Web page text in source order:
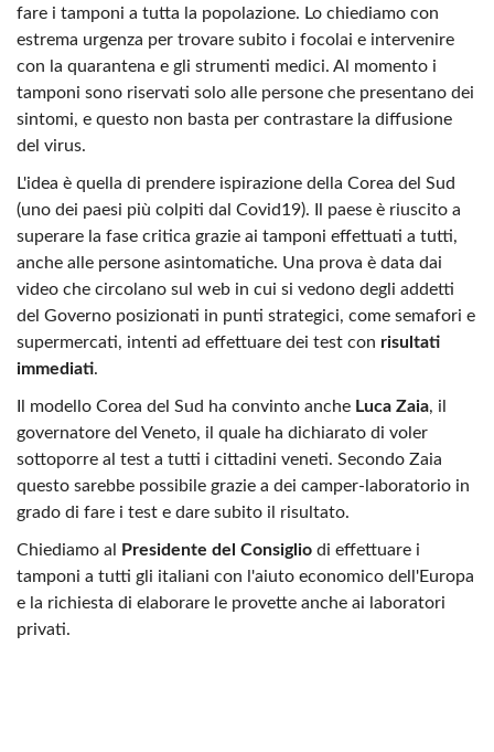
fare i tamponi a tutta la popolazione. Lo chiediamo con
estrema urgenza per trovare subito i focolai e intervenire
con la quarantena e gli strumenti medici. Al momento i
tamponi sono riservati solo alle persone che presentano dei
sintomi, e questo non basta per contrastare la diffusione
del virus.
L'idea è quella di prendere ispirazione della Corea del Sud
(uno dei paesi più colpiti dal Covid19). Il paese è riuscito a
superare la fase critica grazie ai tamponi effettuati a tutti,
anche alle persone asintomatiche. Una prova è data dai
video che circolano sul web in cui si vedono degli addetti
del Governo posizionati in punti strategici, come semafori e
supermercati, intenti ad effettuare dei test con risultati
immediati.
Il modello Corea del Sud ha convinto anche Luca Zaia, il
governatore del Veneto, il quale ha dichiarato di voler
sottoporre al test a tutti i cittadini veneti. Secondo Zaia
questo sarebbe possibile grazie a dei camper-laboratorio in
grado di fare i test e dare subito il risultato.
Chiediamo al Presidente del Consiglio di effettuare i
tamponi a tutti gli italiani con l'aiuto economico dell'Europa
e la richiesta di elaborare le provette anche ai laboratori
privati.